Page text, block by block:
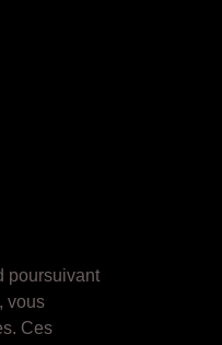
poursuivant
vous
Ces